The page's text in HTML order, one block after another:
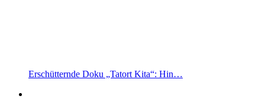
Erschütternde Doku „Tatort Kita“: Hin…